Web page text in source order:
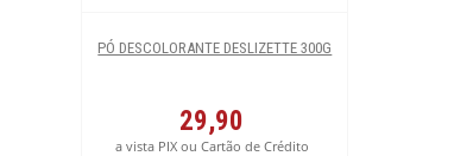
PÓ DESCOLORANTE DESLIZETTE 300G
29,90
a vista PIX ou Cartão de Crédito